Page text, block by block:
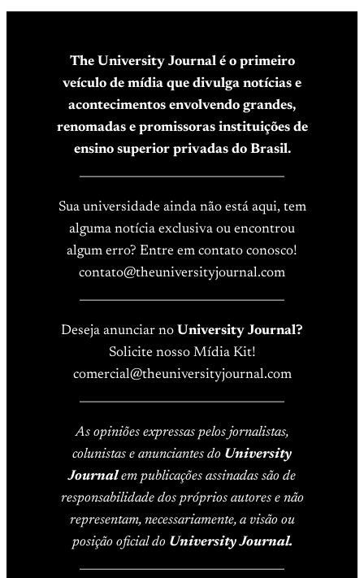
The University Journal é o primeiro
veículo de mídia que divulga notícias e
acontecimentos envolvendo grandes,
renomadas e promissoras instituições de
ensino superior privadas do Brasil.
Sua universidade ainda não está aqui, tem
alguma notícia exclusiva ou encontrou
algum erro? Entre em contato conosco!
contato@theuniversityjournal.com
Deseja anunciar no University Journal?
Solicite nosso Mídia Kit!
comercial@theuniversityjournal.com
As opiniões expressas pelos jornalistas,
colunistas e anunciantes do University
Journalem publicações assinadas são de
responsabilidade dos próprios autores e não
representam, necessariamente, a visão ou
posição oficial do University Journal.